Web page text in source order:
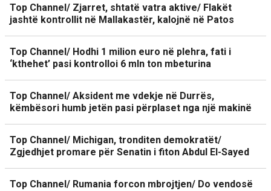
Top Channel/ Zjarret, shtatë vatra aktive/ Flakët
jashtë kontrollit në Mallakastër, kalojnë në Patos
Top Channel/ Hodhi 1 milion euro në plehra, fati i
‘kthehet’ pasi kontrolloi 6 mln ton mbeturina
Top Channel/ Aksident me vdekje në Durrës,
këmbësori humb jetën pasi përplaset nga një makinë
Top Channel/ Michigan, tronditen demokratët/
Zgjedhjet promare për Senatin i fiton Abdul El-Sayed
Top Channel/ Rumania forcon mbrojtjen/ Do vendosë